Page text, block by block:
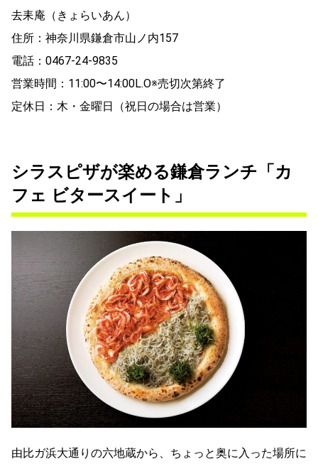
去耒庵（きょらいあん）
住所：神奈川県鎌倉市山ノ内157
電話：0467-24-9835
営業時間：11:00〜14:00L.O※売切次第終了
定休日：木・金曜日（祝日の場合は営業）
シラスピザが楽める鎌倉ランチ「カ
フェ ビタースイート」
由比ガ浜大通りの六地蔵から、ちょっと奥に入った場所に